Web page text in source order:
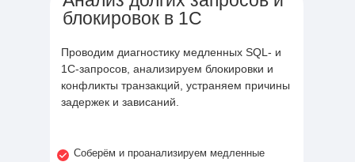
Соберём и проанализируем медленные
блокировок в 1С
Проводим диагностику медленных SQL- и
1С-запросов, анализируем блокировки и
конфликты транзакций, устраняем причины
задержек и зависаний.